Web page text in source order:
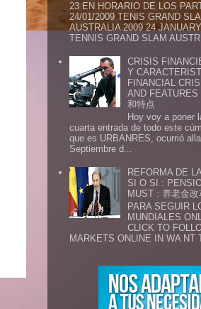
23 EN HORARIO DE LOS
24/01/2009 TENIS GRAND
AUSTRALIA 2009 24
TENNIS GRAND SLAM
CRISIS
Y
FINANCIAL
AND
和特点
Hoy voy a poner
cuarta entrada de todo este
que es URBANRES, ocurrió
Septiembre d...
REFORMA DE
SI O SI :
MUST : 养老金
PARA SEGUIR
MUNDIALES
CLICK TO
MARKETS ONLINE IN WA NT